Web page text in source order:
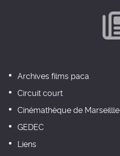
Archives films paca
Circuit court
Cinémathèque de Marseillle
GEDEC
Liens